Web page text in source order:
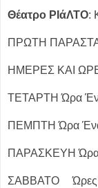
Θέατρο ΡΙάΛΤΟ:
ΠΡΩΤΗ
ΗΜΕΡΕΣ ΚΑΙ
ΤΕΤΑΡΤΗ Ώρα
ΠΕΜΠΤΗ Ώρα
ΠΑΡΑΣΚΕΥΗ Ώρα
ΣΑΒΒΑΤΟ